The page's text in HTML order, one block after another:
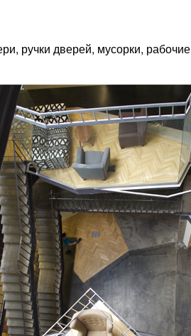
ручки дверей, мусорки,